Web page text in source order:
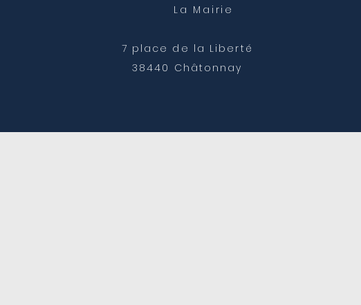
La Mairie
7 place de la Liberté
38440 Châtonnay